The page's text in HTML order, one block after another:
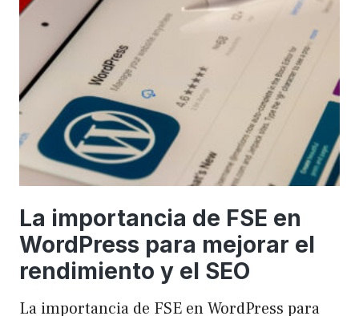
una
WordCamp
La importancia de FSE en
WordPress para mejorar el
rendimiento y el SEO
La importancia de FSE en WordPress para